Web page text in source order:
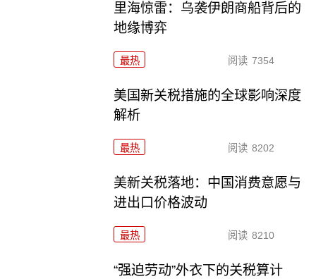
里海惊雷：乌袭伊朗商船背后的
地缘博弈
最热 阅读 7354
美国新关税措施的全球影响深度
解析
最热 阅读 8202
美新关税落地：中国消费意愿与
进出口价格波动
最热 阅读 8210
“强迫劳动”外衣下的关税算计